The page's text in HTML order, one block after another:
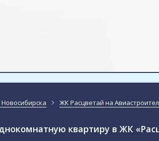
ЖК Расцветай на
квартиру в ЖК